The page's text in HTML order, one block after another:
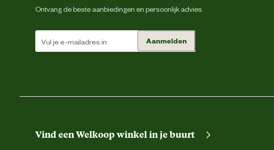
Ontvang de beste aanbiedingen en persoonlijk advies.
Aanmelden
Vind een Welkoop winkel in je buurt